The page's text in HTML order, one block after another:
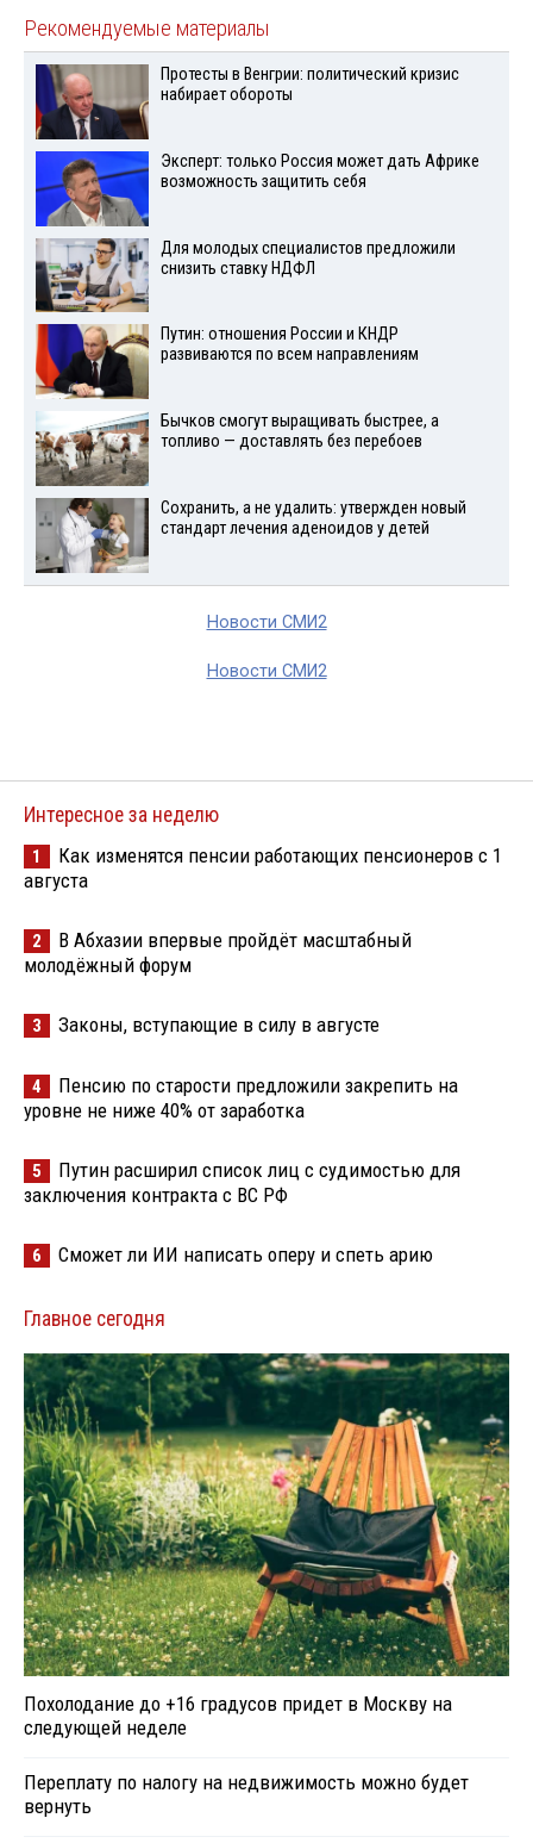
Рекомендуемые материалы
Протесты в Венгрии: политический кризис
набирает обороты
Эксперт: только Россия может дать Африке
возможность защитить себя
Для молодых специалистов предложили
снизить ставку НДФЛ
Путин: отношения России и КНДР
развиваются по всем направлениям
Бычков смогут выращивать быстрее, а
топливо — доставлять без перебоев
Сохранить, а не удалить: утвержден новый
стандарт лечения аденоидов у детей
Новости СМИ2
Новости СМИ2
Интересное за неделю
1
Как изменятся пенсии работающих пенсионеров с 1
августа
2
В Абхазии впервые пройдёт масштабный
молодёжный форум
3 Законы, вступающие в силу в августе
4
Пенсию по старости предложили закрепить на
уровне не ниже 40% от заработка
5
Путин расширил список лиц с судимостью для
заключения контракта с ВС РФ
6 Сможет ли ИИ написать оперу и спеть арию
Главное сегодня
Похолодание до +16 градусов придет в Москву на
следующей неделе
Переплату по налогу на недвижимость можно будет
вернуть